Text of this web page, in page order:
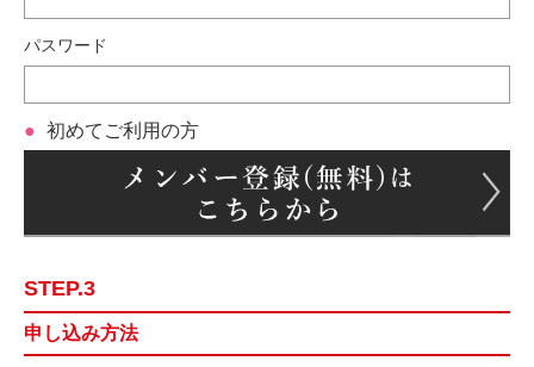
パスワード
初めてご利用の方
STEP.3
申し込み方法